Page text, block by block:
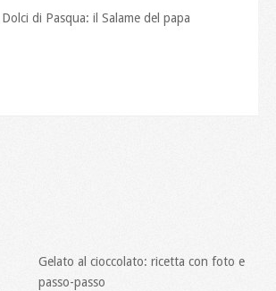
Dolci di Pasqua: il Salame del papa
Gelato al cioccolato: ricetta con foto e
passo-passo